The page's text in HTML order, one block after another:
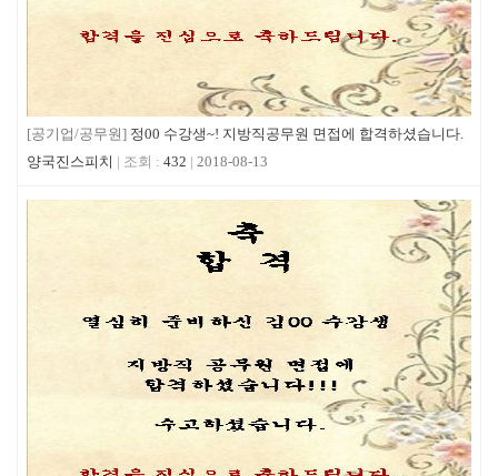
[공기업/공무원] 정00 수강생~! 지방직공무원 면접에 합격하셨습니다.
양국진스피치
432 2018-08-13